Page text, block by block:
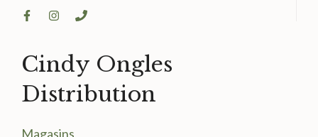
Cindy Ongles
Distribution
Magasins